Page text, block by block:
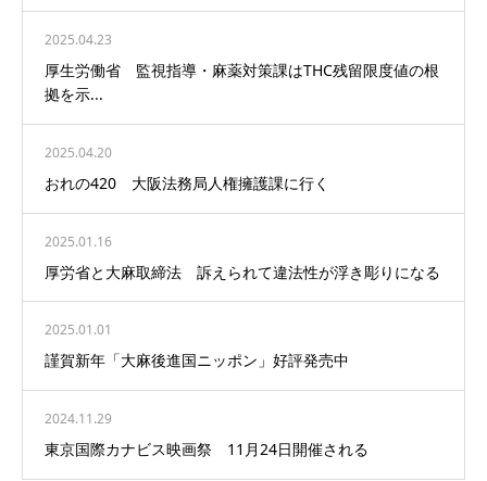
2025.04.23
厚生労働省 監視指導・麻薬対策課はTHC残留限度値の根
拠を示...
2025.04.20
おれの420 大阪法務局人権擁護課に行く
2025.01.16
厚労省と大麻取締法 訴えられて違法性が浮き彫りになる
2025.01.01
謹賀新年「大麻後進国ニッポン」好評発売中
2024.11.29
東京国際カナビス映画祭 11月24日開催される